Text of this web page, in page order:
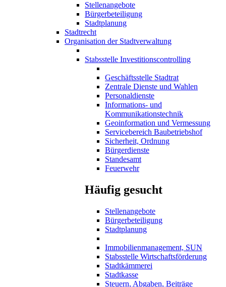
Stellenangebote
Bürgerbeteiligung
Stadtplanung
Stadtrecht
Organisation der Stadtverwaltung
Stabsstelle Investitionscontrolling
Geschäftsstelle Stadtrat
Zentrale Dienste und Wahlen
Personaldienste
Informations- und
Kommunikationstechnik
Geoinformation und Vermessung
Servicebereich Baubetriebshof
Sicherheit, Ordnung
Bürgerdienste
Standesamt
Feuerwehr
Häufig gesucht
Stellenangebote
Bürgerbeteiligung
Stadtplanung
Immobilienmanagement, SUN
Stabsstelle Wirtschaftsförderung
Stadtkämmerei
Stadtkasse
Steuern, Abgaben, Beiträge